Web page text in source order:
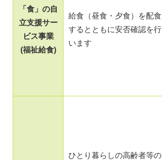
「食」の自
立支援サー
ビス事業
(福祉給食)
給食（昼食・夕食）を配食
するとともに安否確認を行
います
ひとり暮らしの高齢者等の